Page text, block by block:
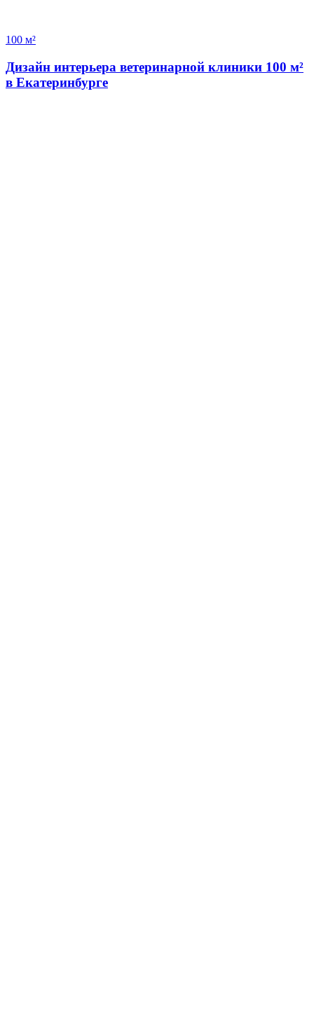
100 м²
Дизайн интерьера ветеринарной клиники 100 м²
в Екатеринбурге